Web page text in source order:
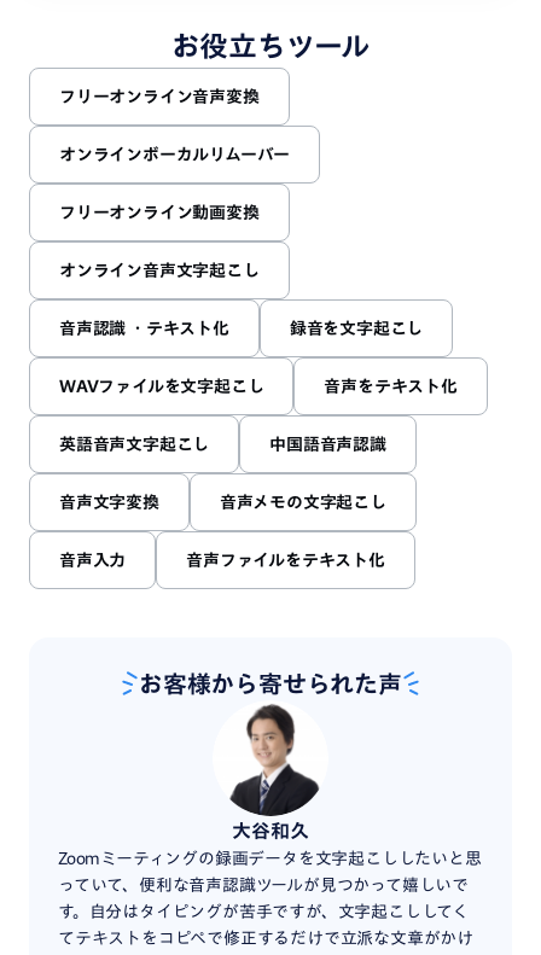
お役立ちツール
フリーオンライン音声変換
オンラインボーカルリムーバー
フリーオンライン動画変換
オンライン音声文字起こし
音声認識 ・テキスト化 録音を文字起こし
WAVファイルを文字起こし 音声をテキスト化
英語音声文字起こし 中国語音声認識
音声文字変換 音声メモの文字起こし
音声入力 音声ファイルをテキスト化
お客様から寄せられた声
大谷和久
Zoomミーティングの録画データを文字起こししたいと思
っていて、便利な音声認識ツールが見つかって嬉しいで
す。自分はタイピングが苦手ですが、文字起こししてく
てテキストをコピペで修正するだけで立派な文章がかけ